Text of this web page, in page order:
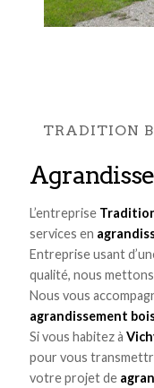
TRADITION
L’entreprise
services en
Entreprise usant
qualité, nous
Nous vous
agrandissement
Si vous habitez à
pour vous
votre projet de